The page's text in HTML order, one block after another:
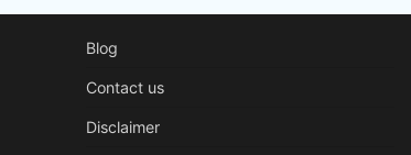
Blog
Contact us
Disclaimer